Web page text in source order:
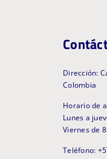
Dirección:
Colombia
Horario de
Lunes a
Viernes de
Teléfono: